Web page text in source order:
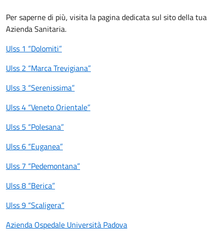
Per saperne di più, visita la pagina dedicata sul sito della tua
Azienda Sanitaria.
Ulss 1 “Dolomiti”
Ulss 2 “Marca Trevigiana”
Ulss 3 “Serenissima”
Ulss 4 “Veneto Orientale”
Ulss 5 “Polesana”
Ulss 6 “Euganea”
Ulss 7 “Pedemontana”
Ulss 8 “Berica”
Ulss 9 “Scaligera”
Azienda Ospedale Università Padova